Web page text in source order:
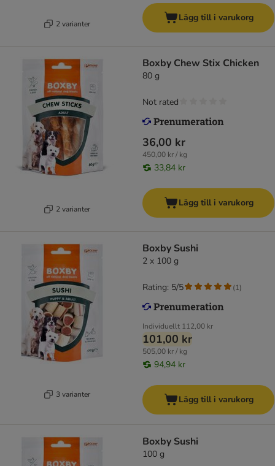
2 varianter
Lägg till i varukorg
2 varianter
Boxby Chew Stix Chicken
80 g
36,00 kr
450,00 kr / kg
33,84 kr
Not rated
Lägg till i varukorg
3 varianter
Boxby Sushi
2 x 100 g
Individuellt 112,00 kr
101,00 kr
505,00 kr / kg
94,94 kr
Rating: 5/5 (1)
Lägg till i varukorg
Boxby Sushi
100 g